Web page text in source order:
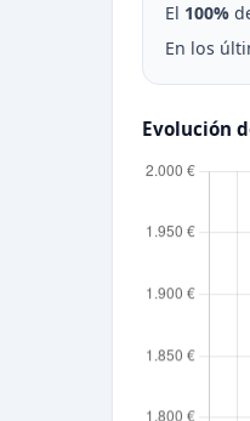
El 100%
En los
Evolución